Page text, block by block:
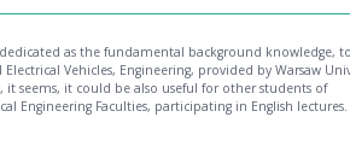
as the fundamental background knowledge,
Vehicles, Engineering, provided by Warsaw
it seems, it could be also useful for other students of
Engineering Faculties, participating in English lectures.